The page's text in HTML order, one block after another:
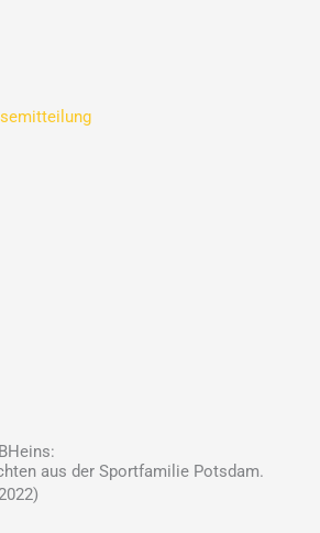
aus der Sportfamilie Potsdam.